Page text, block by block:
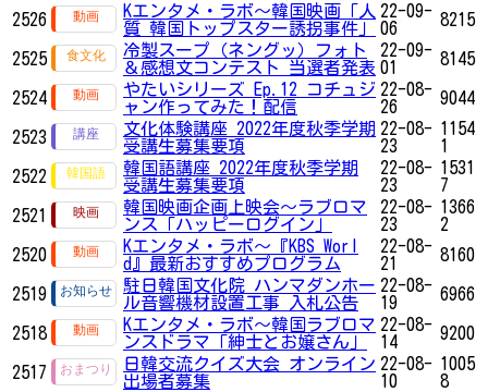
2526
Kエンタメ・ラボ～韓国映画「人
質 韓国トップスター誘拐事件」
22-09-
06
8215
2525
冷製スープ（ネングッ）フォト
＆感想文コンテスト 当選者発表
22-09-
01
8145
2524
やたいシリーズ Ep.12 コチュジ
ャン作ってみた！配信
22-08-
26
9044
2523
文化体験講座 2022年度秋季学期
受講生募集要項
22-08-
23
1154
1
2522
韓国語講座 2022年度秋季学期
受講生募集要項
22-08-
23
1531
7
2521
韓国映画企画上映会～ラブロマ
ンス「ハッピーログイン」
22-08-
23
1366
2
2520
Kエンタメ・ラボ～『KBS Worl
d』最新おすすめプログラム
22-08-
21
8160
2519
駐日韓国文化院 ハンマダンホー
ル音響機材設置工事 入札公告
22-08-
19
6966
2518
Kエンタメ・ラボ～韓国ラブロマ
ンスドラマ「紳士とお嬢さん」
22-08-
14
9200
2517
日韓交流クイズ大会 オンライン
出場者募集
22-08-
10
1005
8